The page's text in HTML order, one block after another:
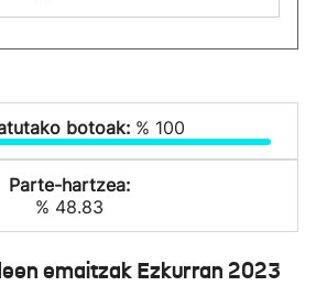
botoak: % 100
Parte-hartzea:
% 48.83
emaitzak Ezkurran 2023